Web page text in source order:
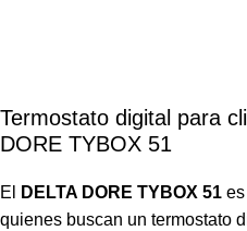
Termostato digital para
DORE TYBOX 51
El DELTA DORE TYBOX 51
quienes buscan un termostato